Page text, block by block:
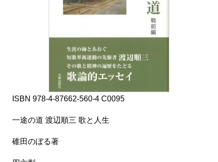
ISBN 978-4-87662-560-4 C0095
一途の道 渡辺順三 歌と人生
碓田のぼる著